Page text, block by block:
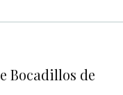
Bocadillos de